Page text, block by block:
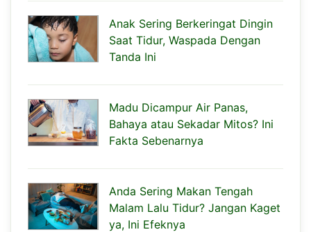
Anak Sering Berkeringat Dingin
Saat Tidur, Waspada Dengan
Tanda Ini
Madu Dicampur Air Panas,
Bahaya atau Sekadar Mitos? Ini
Fakta Sebenarnya
Anda Sering Makan Tengah
Malam Lalu Tidur? Jangan Kaget
ya, Ini Efeknya